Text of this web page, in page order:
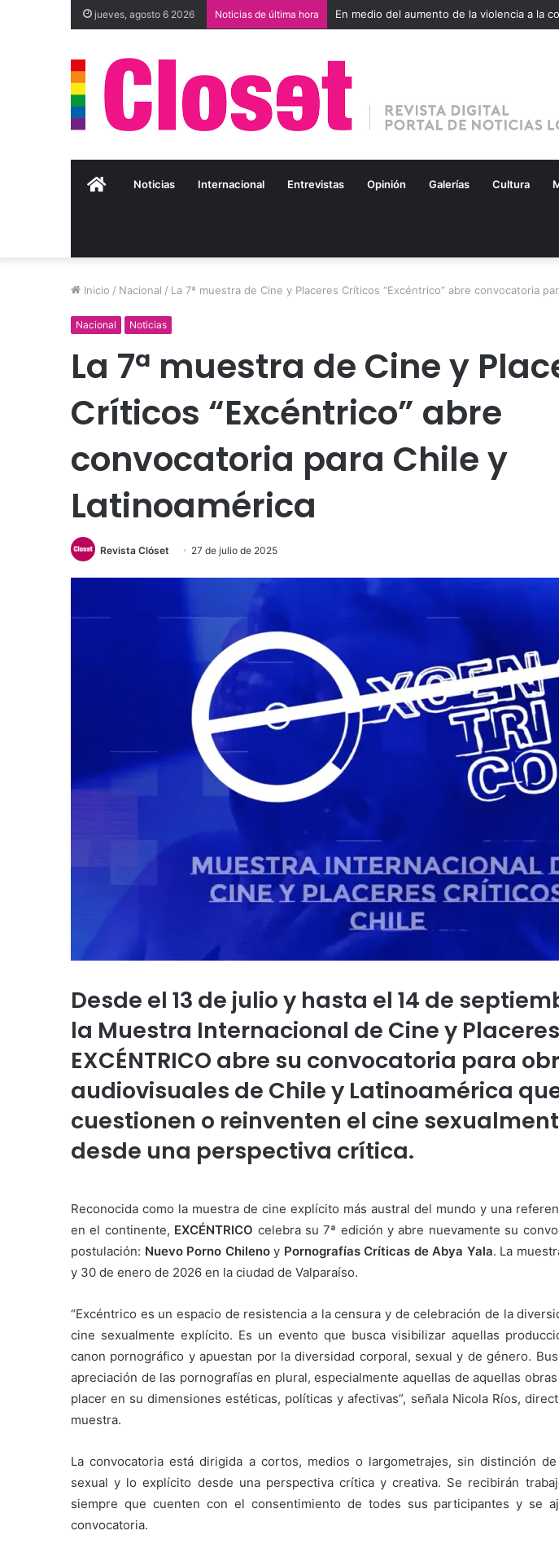
jueves, agosto 6 2026 Noticias de última hora
Inicio Noticias Internacional Entrevistas Opinión Galerías Cultura
Inicio / Nacional / La 7ª muestra de Cine y Placeres Críticos “Excéntrico” abre convocatoria
Nacional Noticias
La 7ª muestra de Cine y
Críticos “Excéntrico” abre
convocatoria para Chile y
Latinoamérica
Revista Clóset 27 de julio de 2025
Desde el 13 de julio y hasta el 14 de
la Muestra Internacional de Cine y
EXCÉNTRICO abre su convocatoria para
audiovisuales de Chile y Latinoamérica
cuestionen o reinventen el cine
desde una perspectiva crítica.
Reconocida como la muestra de cine explícito más austral del mundo y una
en el continente, EXCÉNTRICO celebra su 7ª edición y abre nuevamente su
postulación: Nuevo Porno Chileno y Pornografías Críticas de Abya Yala. La
y 30 de enero de 2026 en la ciudad de Valparaíso.
“Excéntrico es un espacio de resistencia a la censura y de celebración de la
cine sexualmente explícito. Es un evento que busca visibilizar aquellas
canon pornográfico y apuestan por la diversidad corporal, sexual y de género.
apreciación de las pornografías en plural, especialmente aquellas de aquellas
placer en su dimensiones estéticas, políticas y afectivas”, señala Nicola Ríos,
muestra.
La convocatoria está dirigida a cortos, medios o largometrajes, sin distinción
sexual y lo explícito desde una perspectiva crítica y creativa. Se recibirán
siempre que cuenten con el consentimiento de todes sus participantes y se
convocatoria.